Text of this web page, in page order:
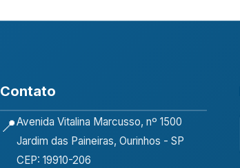
Contato
📍Avenida Vitalina Marcusso, nº 1500
Jardim das Paineiras, Ourinhos - SP
CEP: 19910-206